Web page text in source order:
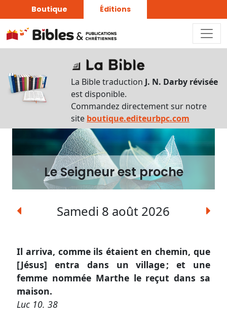
Boutique Éditions
La Bible traduction J. N. Darby révisée
est disponible.
Commandez directement sur notre
site boutique.editeurbpc.com
Le Seigneur est proche
Samedi 8 août 2026
Il arriva, comme ils étaient en chemin, que
[Jésus] entra dans un village ; et une
femme nommée Marthe le reçut dans sa
maison.
Luc 10. 38
Seigneur
est
proche
Écouter
Rechercher
une
Autres
supports
Application